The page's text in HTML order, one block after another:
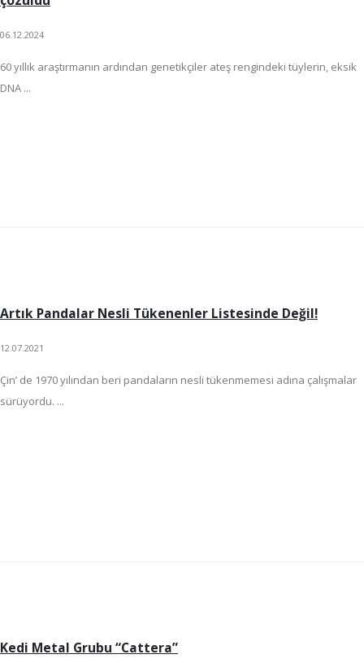
06.12.2024
60 yıllık araştırmanın ardından genetikçiler ateş rengindeki tüylerin, eksik
DNA ...
Artık Pandalar Nesli Tükenenler Listesinde Değil!
12.07.2021
Çin’ de 1970 yılından beri pandaların nesli tükenmemesi adına çalışmalar
sürüyordu. ...
Kedi Metal Grubu “Cattera”